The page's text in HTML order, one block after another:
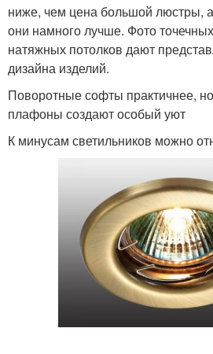
ниже, чем цена большой люстры,
они намного лучше. Фото
натяжных потолков дают
дизайна изделий.
Поворотные софты практичнее,
плафоны создают особый уют
К минусам светильников можно